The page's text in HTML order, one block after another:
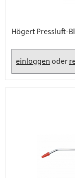
Högert Pressluft-
einloggenoder